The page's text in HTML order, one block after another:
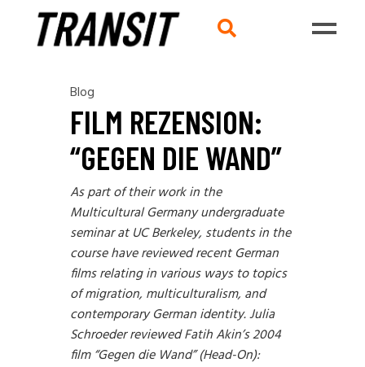
Blog
FILM REZENSION:
“GEGEN DIE WAND”
As part of their work in the
Multicultural Germany undergraduate
seminar at UC Berkeley, students in the
course have reviewed recent German
films relating in various ways to topics
of migration, multiculturalism, and
contemporary German identity. Julia
Schroeder reviewed Fatih Akin’s 2004
film “Gegen die Wand” (Head-On):